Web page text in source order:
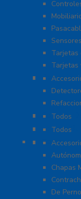
Tarjetas
Tarjetas
Control
Todos
Equipo
Todos
Chapas
De Perno